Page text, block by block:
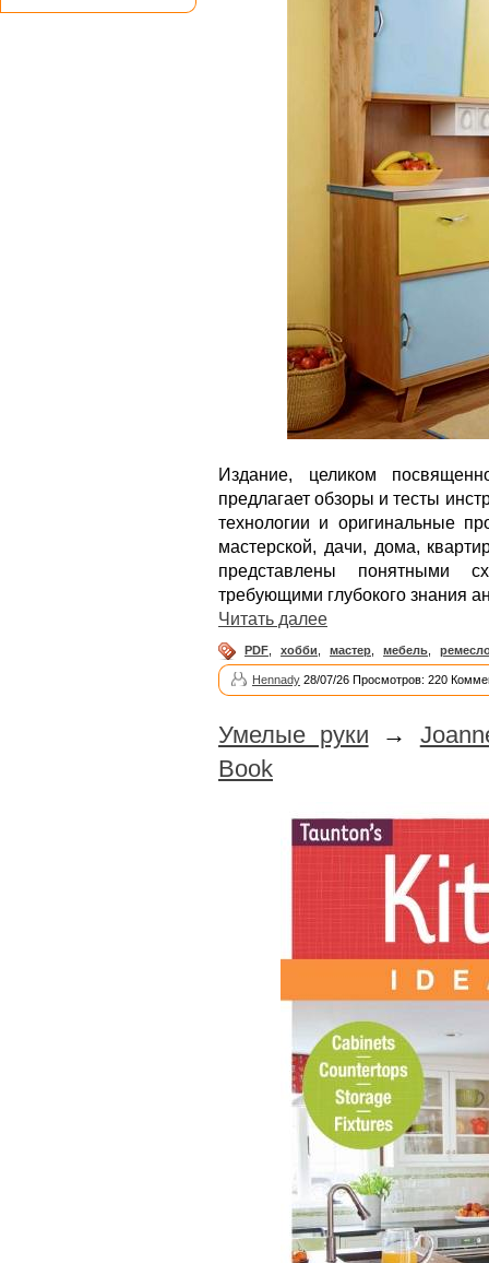
Издание, целиком
предлагает обзоры и тесты
технологии и оригинальные
мастерской, дачи, дома,
представлены понятными
требующими глубокого знания
Читать далее
PDF хобби мастер мебель
Hennady 28/07/26 Просмотров: 220
Умелые руки →
Book